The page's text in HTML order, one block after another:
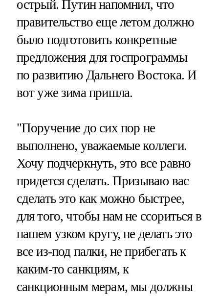
острый. Путин напомнил, что
правительство еще летом должно
было подготовить конкретные
предложения для госпрограммы
по развитию Дальнего Востока. И
вот уже зима пришла.
"Поручение до сих пор не
выполнено, уважаемые коллеги.
Хочу подчеркнуть, это все равно
придется сделать. Призываю вас
сделать это как можно быстрее,
для того, чтобы нам не ссориться в
нашем узком кругу, не делать это
все из-под палки, не прибегать к
каким-то санкциям, к
санкционным мерам, мы должны